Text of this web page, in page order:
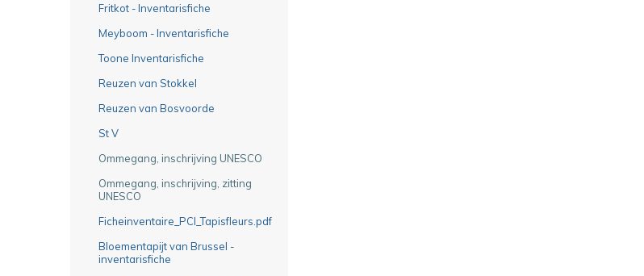
Fritkot - Inventarisfiche
Meyboom - Inventarisfiche
Toone Inventarisfiche
Reuzen van Stokkel
Reuzen van Bosvoorde
St V
Ommegang, inschrijving UNESCO
Ommegang, inschrijving, zitting
UNESCO
Ficheinventaire_PCI_Tapisfleurs.pdf
Bloementapijt van Brussel -
inventarisfiche